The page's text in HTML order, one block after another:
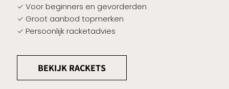
✓ Voor beginners en gevorderden
✓ Groot aanbod topmerken
✓ Persoonlijk racketadvies
BEKIJK RACKETS